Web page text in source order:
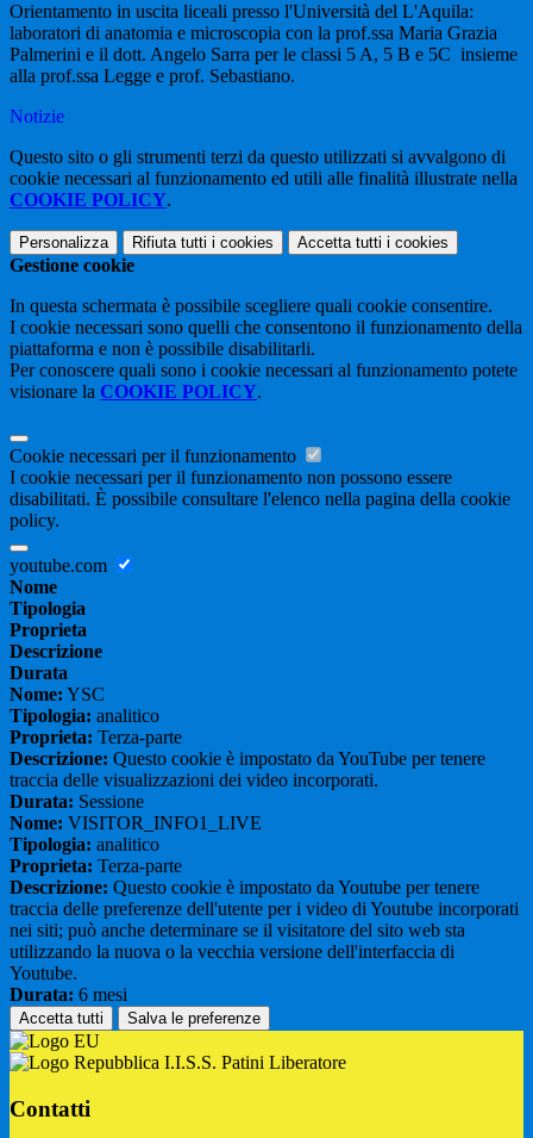
Orientamento in uscita liceali presso l'Università del L'Aquila:
laboratori di anatomia e microscopia con la prof.ssa Maria Grazia
Palmerini e il dott. Angelo Sarra per le classi 5 A, 5 B e 5C insieme
alla prof.ssa Legge e prof. Sebastiano.
Notizie
Questo sito o gli strumenti terzi da questo utilizzati si avvalgono di
cookie necessari al funzionamento ed utili alle finalità illustrate nella
COOKIE POLICY.
Personalizza Rifiuta tutti i cookies Accetta tutti i cookies
Gestione cookie
In questa schermata è possibile scegliere quali cookie consentire.
I cookie necessari sono quelli che consentono il funzionamento della
piattaforma e non è possibile disabilitarli.
Per conoscere quali sono i cookie necessari al funzionamento potete
visionare la COOKIE POLICY.
Cookie necessari per il funzionamento
I cookie necessari per il funzionamento non possono essere
disabilitati. È possibile consultare l'elenco nella pagina della cookie
policy.
youtube.com
Nome
Tipologia
Proprieta
Descrizione
Durata
Nome: YSC
Tipologia: analitico
Proprieta: Terza-parte
Descrizione: Questo cookie è impostato da YouTube per tenere
traccia delle visualizzazioni dei video incorporati.
Durata: Sessione
Nome: VISITOR_INFO1_LIVE
Tipologia: analitico
Proprieta: Terza-parte
Descrizione: Questo cookie è impostato da Youtube per tenere
traccia delle preferenze dell'utente per i video di Youtube incorporati
nei siti; può anche determinare se il visitatore del sito web sta
utilizzando la nuova o la vecchia versione dell'interfaccia di
Youtube.
Durata: 6 mesi
Accetta tutti Salva le preferenze
I.I.S.S. Patini Liberatore
Contatti